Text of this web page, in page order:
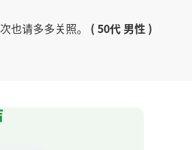
也请多多关照。 ( 50代 男性 )